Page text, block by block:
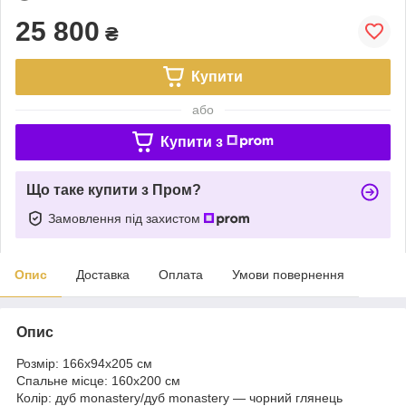
25 800 ₴
Купити
або
Купити з
Що таке купити з Пром?
Замовлення під захистом
Опис Доставка Оплата Умови повернення
Опис
Розмір: 166х94х205 см
Спальне місце: 160х200 см
Колір: дуб monastery/дуб monastery — чорний глянець